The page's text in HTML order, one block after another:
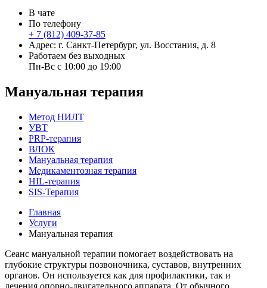
В чате
По телефону
+ 7 (812) 409-37-85
Адрес: г. Санкт-Петербург, ул. Восстания, д. 8
Работаем без выходных
Пн-Вс с 10:00 до 19:00
Мануальная терапия
Метод НИЛТ
УВТ
PRP-терапия
ВЛОК
Мануальная терапия
Медикаментозная терапия
HIL-терапия
SIS-Терапия
Главная
Услуги
Мануальная терапия
Сеанс мануальной терапии помогает воздействовать на
глубокие структуры позвоночника, суставов, внутренних
органов. Он используется как для профилактики, так и
лечения опорно-двигательного аппарата. От обычного